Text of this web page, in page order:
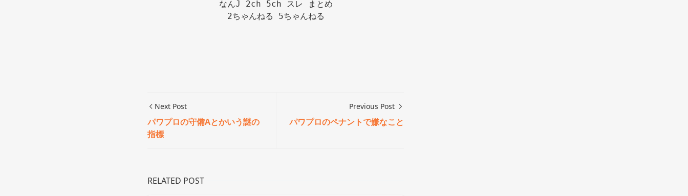
なんJ 2ch 5ch スレ まとめ
2ちゃんねる 5ちゃんねる
Next Post
パワプロの守備Aとかいう謎の
指標
Previous Post
パワプロのペナントで嫌なこと
RELATED POST